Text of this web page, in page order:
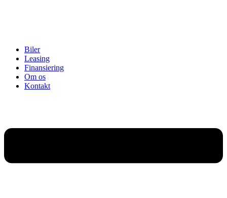
Biler
Leasing
Finansiering
Om os
Kontakt